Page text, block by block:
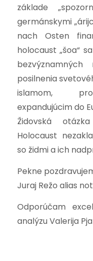
základe
germánskymi
nach Osten
holocaust „šoa“
posilnenia
islamom,
expandujúcim do
Židovská
Holocaust
so židmi a ich
Pekne
Juraj Režo alias
Odporúčam
analýzu Valerija